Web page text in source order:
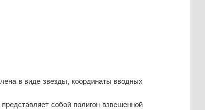
в виде звезды, координаты вводных
собой полигон взвешенной